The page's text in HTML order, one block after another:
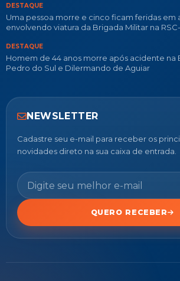
DESTAQUE
Uma pessoa morre e cinco ficam feridas em
envolvendo viatura da Brigada Militar na
DESTAQUE
Homem de 44 anos morre após acidente na
Pedro do Sul e Dilermando de Aguiar
NEWSLETTER
Cadastre seu e-mail para receber os
novidades direto na sua caixa de entrada.
QUERO RECEBER